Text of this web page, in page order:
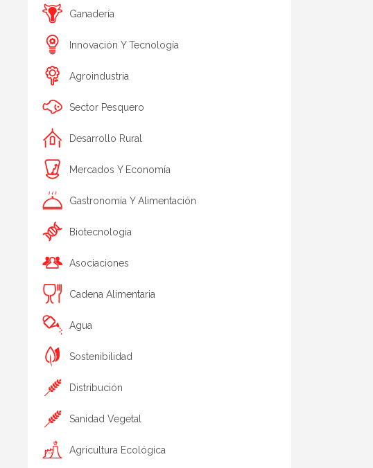
Ganadería
Innovación Y Tecnología
Agroindustria
Sector Pesquero
Desarrollo Rural
Mercados Y Economía
Gastronomía Y Alimentación
Biotecnologia
Asociaciones
Cadena Alimentaria
Agua
Sostenibilidad
Distribución
Sanidad Vegetal
Agricultura Ecológica